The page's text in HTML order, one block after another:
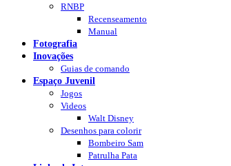
RNBP
Recenseamento
Manual
Fotografia
Inovações
Guias de comando
Espaço Juvenil
Jogos
Videos
Walt Disney
Desenhos para colorir
Bombeiro Sam
Patrulha Pata